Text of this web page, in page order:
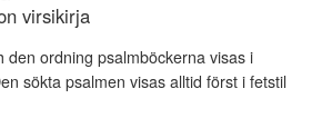
virsikirja
den ordning psalmböckerna visas i
sökta psalmen visas alltid först i fetstil